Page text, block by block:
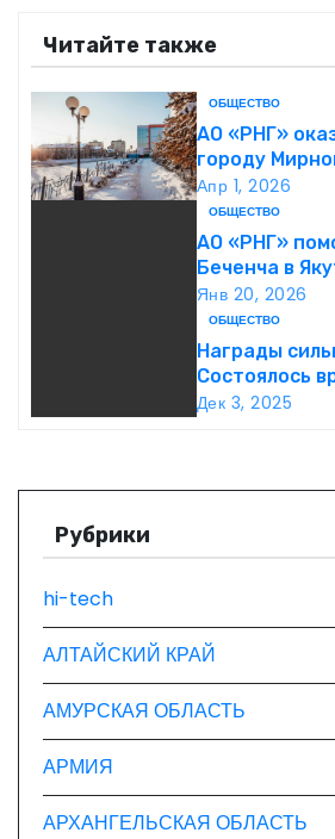
в
и
г
а
з
п
и
с
я
м
Читайте также
ОБЩЕСТВО
АО «РНГ»
городу
Апр 1, 2026
ОБЩЕСТВО
АО «РНГ»
Беченча в
Янв 20, 2026
ОБЩЕСТВО
Награды
Состоялось
Дек 3, 2025
Рубрики
hi-tech
АЛТАЙСКИЙ КРАЙ
АМУРСКАЯ ОБЛАСТЬ
АРМИЯ
АРХАНГЕЛЬСКАЯ ОБЛАСТЬ